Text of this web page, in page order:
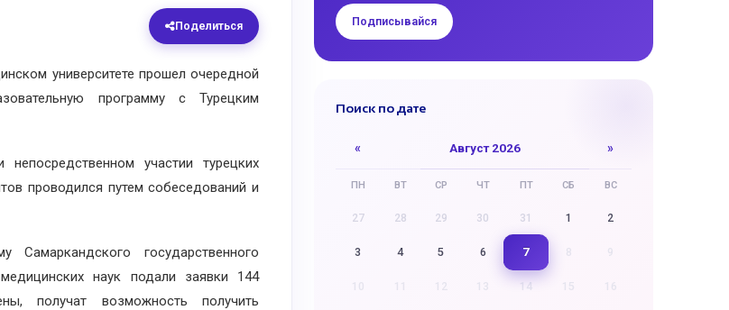
Поделиться
университете прошел очередной
программу с Турецким
участии турецких
проводился путем собеседований и
государственного
наук подали заявки 144
получат возможность получить
Подписывайся
Поиск по дате
« Август 2026 »
ПН ВТ СР ЧТ ПТ СБ ВС
27 28 29 30 31 1 2
3 4 5 6 7
14 16